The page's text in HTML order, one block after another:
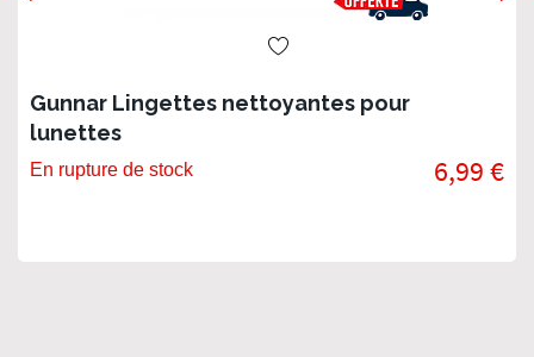
Gunnar Lingettes nettoyantes pour
lunettes
En rupture de stock 6,99 €